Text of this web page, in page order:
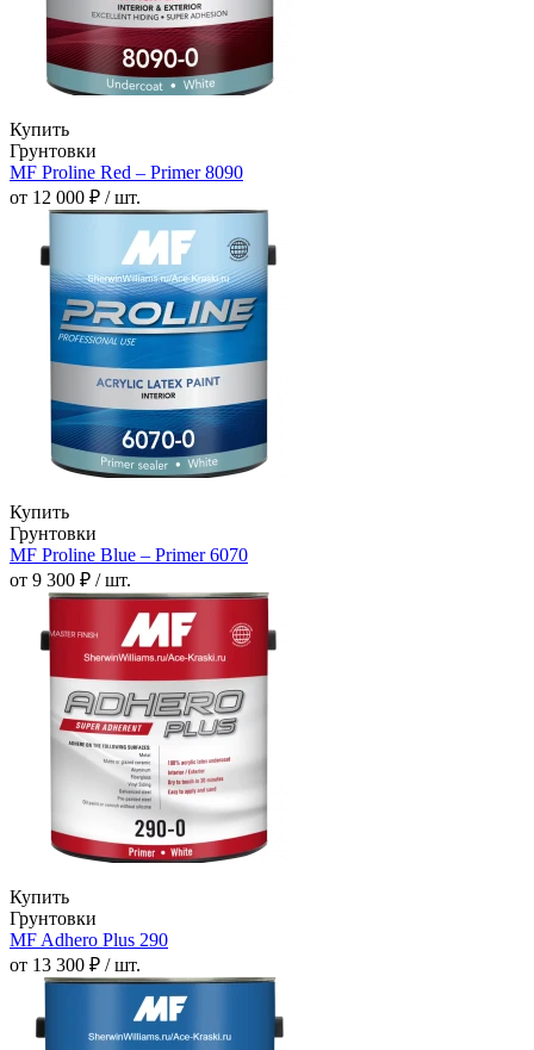
Купить
Грунтовки
MF Proline Red – Primer 8090
от 12 000 ₽ / шт.
Купить
Грунтовки
MF Proline Blue – Primer 6070
от 9 300 ₽ / шт.
Купить
Грунтовки
MF Adhero Plus 290
от 13 300 ₽ / шт.